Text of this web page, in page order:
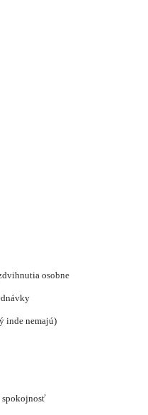
osobne
inde nemajú)
spokojnosť